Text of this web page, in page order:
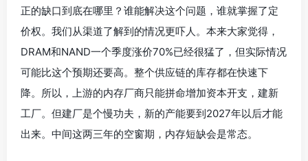
正的缺口到底在哪里？谁能解决这个问题，谁就掌握了定
价权。我们从渠道了解到的情况更吓人。本来大家觉得，
DRAM和NAND一个季度涨价70%已经很猛了，但实际情况
可能比这个预期还要高。整个供应链的库存都在快速下
降。所以，上游的内存厂商只能拼命增加资本开支，建新
工厂。但建厂是个慢功夫，新的产能要到2027年以后才能
出来。中间这两三年的空窗期，内存短缺会是常态。